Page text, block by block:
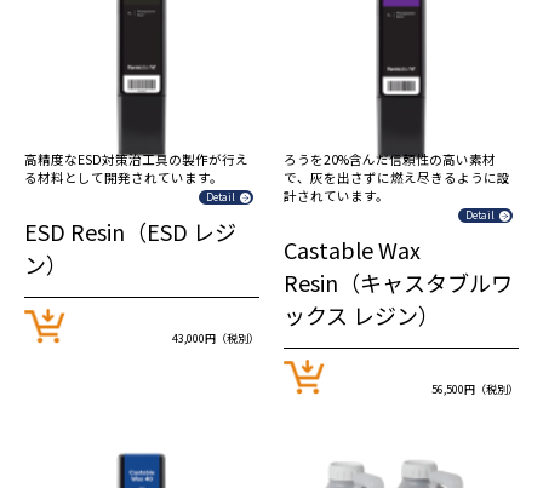
高精度なESD対策治工具の製作が行え
る材料として開発されています。
Detail
ESD Resin（ESD レジ
ン）
43,000円（税別）
ろうを20%含んだ信頼性の高い素材
で、灰を出さずに燃え尽きるように設
計されています。
Detail
Castable Wax
Resin（キャスタブルワ
ックス レジン）
56,500円（税別）